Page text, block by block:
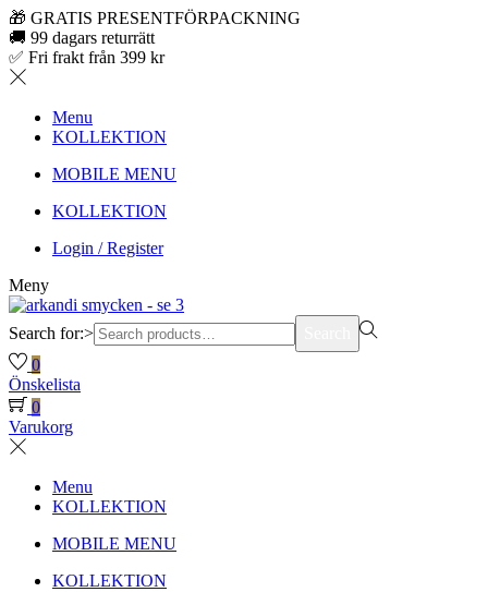
🎁 GRATIS PRESENTFÖRPACKNING
🚚 99 dagars returrätt
✅ Fri frakt från 399 kr
Menu
KOLLEKTION
MOBILE MENU
KOLLEKTION
Login / Register
Meny
Search for:>
0
Önskelista
0
Varukorg
Menu
KOLLEKTION
MOBILE MENU
KOLLEKTION